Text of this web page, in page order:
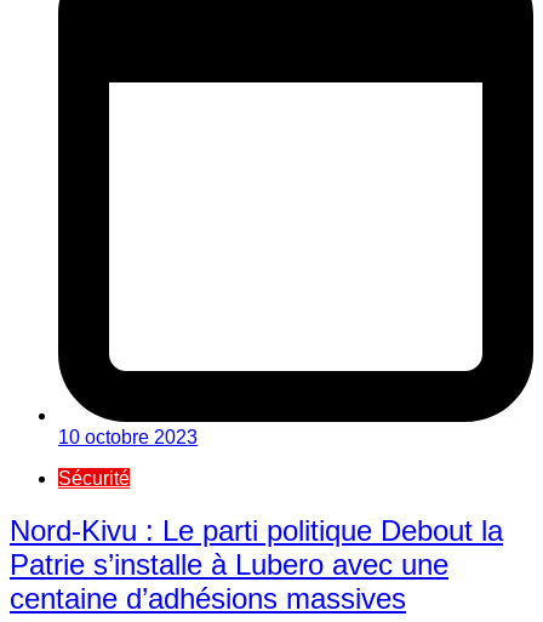
10 octobre 2023
Sécurité
Nord-Kivu : Le parti politique Debout la
Patrie s’installe à Lubero avec une
centaine d’adhésions massives